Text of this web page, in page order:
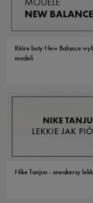
Które buty New Balance
modeli
Nike Tanjun - sneakersy